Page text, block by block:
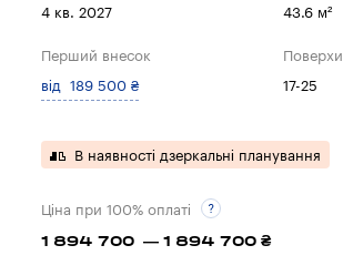
4 кв. 2027 43.6 м²
Перший внесок
від 189 500 ₴
Поверхи
17-25
В наявності дзеркальні планування
Ціна при 100% оплаті
1 894 700 — 1 894 700 ₴